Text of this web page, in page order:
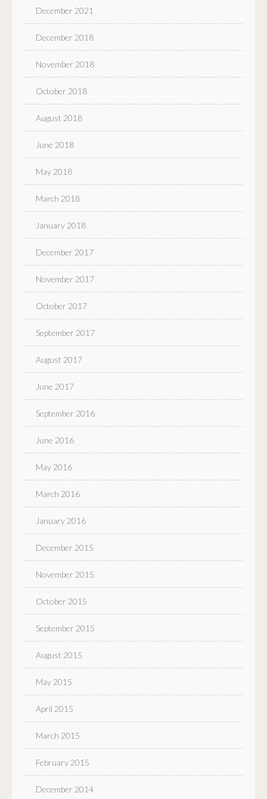
December 2021
December 2018
November 2018
October 2018
August 2018
June 2018
May 2018
March 2018
January 2018
December 2017
November 2017
October 2017
September 2017
August 2017
June 2017
September 2016
June 2016
May 2016
March 2016
January 2016
December 2015
November 2015
October 2015
September 2015
August 2015
May 2015
April 2015
March 2015
February 2015
December 2014